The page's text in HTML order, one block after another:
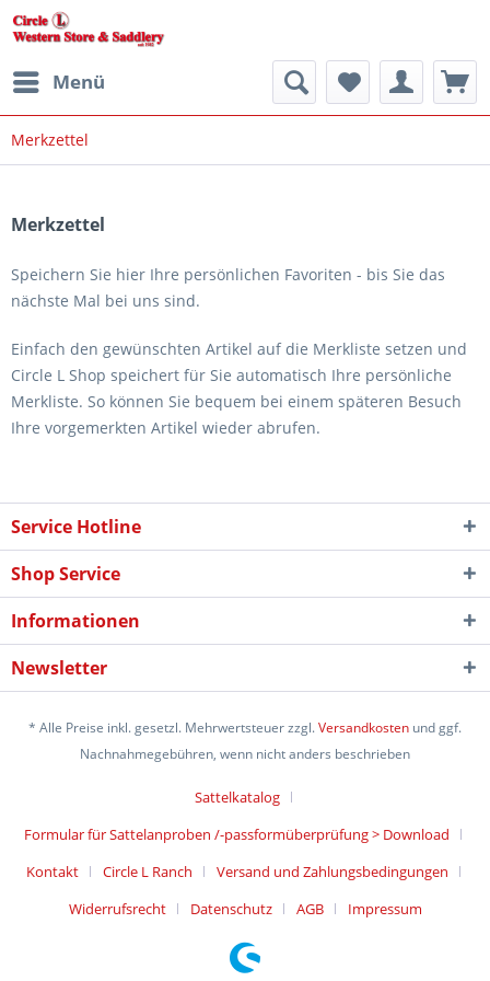
Menü
Merkzettel
Merkzettel
Speichern Sie hier Ihre persönlichen Favoriten - bis Sie das
nächste Mal bei uns sind.
Einfach den gewünschten Artikel auf die Merkliste setzen und
Circle L Shop speichert für Sie automatisch Ihre persönliche
Merkliste. So können Sie bequem bei einem späteren Besuch
Ihre vorgemerkten Artikel wieder abrufen.
Service Hotline
Shop Service
Informationen
Newsletter
* Alle Preise inkl. gesetzl. Mehrwertsteuer zzgl.Versandkosten und ggf.
Nachnahmegebühren, wenn nicht anders beschrieben
Sattelkatalog
Formular für Sattelanproben /-passformüberprüfung > Download
Kontakt
Circle L Ranch
Versand und Zahlungsbedingungen
Widerrufsrecht
Datenschutz AGB Impressum